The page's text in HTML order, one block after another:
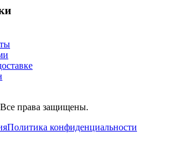
права защищены.
Политика конфиденциальности